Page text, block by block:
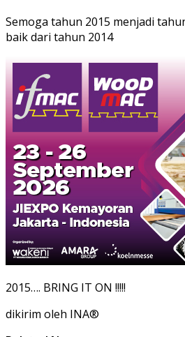
Semoga tahun 2015 menjadi
baik dari tahun 2014
2015…. BRING IT ON !!!!!
dikirim oleh INA®